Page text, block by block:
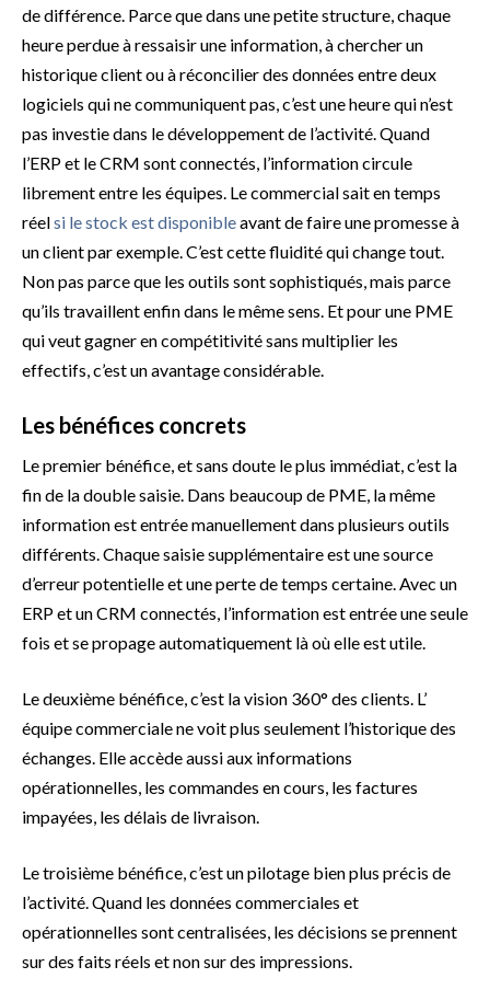
de différence. Parce que dans une petite structure, chaque
heure perdue à ressaisir une information, à chercher un
historique client ou à réconcilier des données entre deux
logiciels qui ne communiquent pas, c’est une heure qui n’est
pas investie dans le développement de l’activité. Quand
l’ERP et le CRM sont connectés, l’information circule
librement entre les équipes. Le commercial sait en temps
réelsi le stock est disponibleavant de faire une promesse à
un client par exemple. C’est cette fluidité qui change tout.
Non pas parce que les outils sont sophistiqués, mais parce
qu’ils travaillent enfin dans le même sens. Et pour une PME
qui veut gagner en compétitivité sans multiplier les
effectifs, c’est un avantage considérable.
Les bénéfices concrets
Le premier bénéfice, et sans doute le plus immédiat, c’est la
fin de la double saisie. Dans beaucoup de PME, la même
information est entrée manuellement dans plusieurs outils
différents. Chaque saisie supplémentaire est une source
d’erreur potentielle et une perte de temps certaine. Avec un
ERP et un CRM connectés, l’information est entrée une seule
fois et se propage automatiquement là où elle est utile.
Le deuxième bénéfice, c’est la vision 360° des clients. L’
équipe commerciale ne voit plus seulement l’historique des
échanges. Elle accède aussi aux informations
opérationnelles, les commandes en cours, les factures
impayées, les délais de livraison.
Le troisième bénéfice, c’est un pilotage bien plus précis de
l’activité. Quand les données commerciales et
opérationnelles sont centralisées, les décisions se prennent
sur des faits réels et non sur des impressions.